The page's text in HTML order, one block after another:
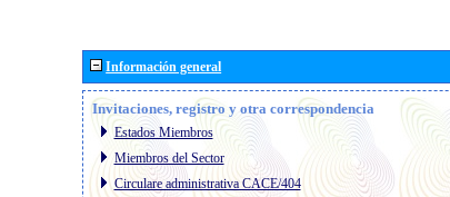
Información general
Invitaciones, registro y otra correspondencia
Estados Miembros
Miembros del Sector
Circulare administrativa CACE/404